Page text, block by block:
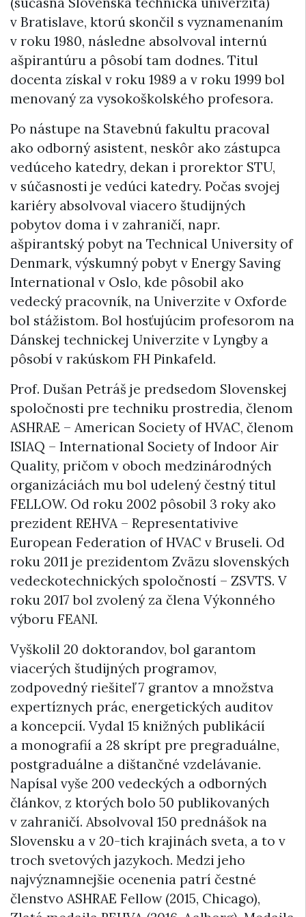
v Bratislave, ktorú skončil s vyznamenaním
v roku 1980, následne absolvoval internú
ašpirantúru a pôsobí tam dodnes. Titul
docenta získal v roku 1989 a v roku 1999 bol
menovaný za vysokoškolského profesora.
Po nástupe na Stavebnú fakultu pracoval
ako odborný asistent, neskôr ako zástupca
vedúceho katedry, dekan i prorektor STU,
v súčasnosti je vedúci katedry. Počas svojej
kariéry absolvoval viacero študijných
pobytov doma i v zahraničí, napr.
ašpirantský pobyt na Technical University of
Denmark, výskumný pobyt v Energy Saving
International v Oslo, kde pôsobil ako
vedecký pracovník, na Univerzite v Oxforde
bol stážistom. Bol hosťujúcim profesorom na
Dánskej technickej Univerzite v Lyngby a
pôsobí v rakúskom FH Pinkafeld.
Prof. Dušan Petráš je predsedom Slovenskej
spoločnosti pre techniku prostredia, členom
ASHRAE – American Society of HVAC, členom
ISIAQ – International Society of Indoor Air
Quality, pričom v oboch medzinárodných
organizáciách mu bol udelený čestný titul
FELLOW. Od roku 2002 pôsobil 3 roky ako
prezident REHVA – Representativive
European Federation of HVAC v Bruseli. Od
roku 2011 je prezidentom Zväzu slovenských
vedeckotechnických spoločností – ZSVTS. V
roku 2017 bol zvolený za člena Výkonného
výboru FEANI.
Vyškolil 20 doktorandov, bol garantom
viacerých študijných programov,
zodpovedný riešiteľ 7 grantov a množstva
expertíznych prác, energetických auditov
a koncepcií. Vydal 15 knižných publikácií
a monografií a 28 skrípt pre pregraduálne,
postgraduálne a dištančné vzdelávanie.
Napísal vyše 200 vedeckých a odborných
článkov, z ktorých bolo 50 publikovaných
v zahraničí. Absolvoval 150 prednášok na
Slovensku a v 20-tich krajinách sveta, a to v
troch svetových jazykoch. Medzi jeho
najvýznamnejšie ocenenia patrí čestné
členstvo ASHRAE Fellow (2015, Chicago),